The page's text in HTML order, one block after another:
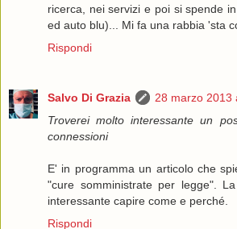
ricerca, nei servizi e poi si spende
ed auto blu)... Mi fa una rabbia 'sta
Rispondi
Salvo Di Grazia
28 marzo 2013
Troverei molto interessante un
connessioni
E' in programma un articolo che
"cure somministrate per legge".
interessante capire come e perché.
Rispondi